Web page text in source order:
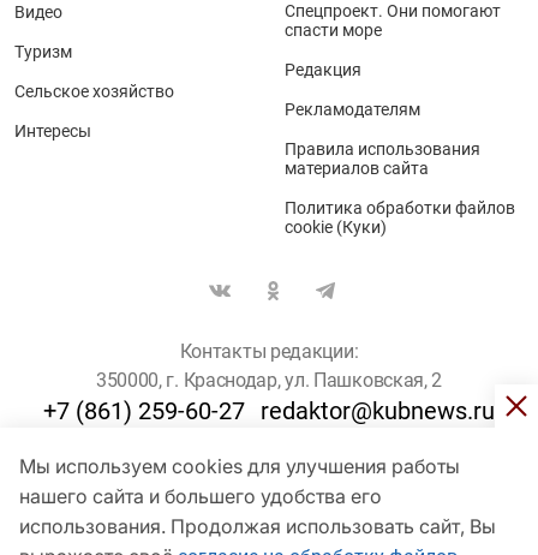
Мы используем cookies для улучшения работы
нашего сайта и большего удобства его
использования. Продолжая использовать сайт, Вы
Видео
Туризм
Сельское хозяйство
Интересы
Спецпроект. Они помогают
спасти море
Редакция
Рекламодателям
Правила использования
материалов сайта
Политика обработки файлов
cookie (Куки)
Контакты редакции:
350000, г. Краснодар, ул. Пашковская, 2
+7 (861) 259-60-27 redaktor@kubnews.ru
Для пользователей старше 16 лет
© Кубанские Новости, 2017